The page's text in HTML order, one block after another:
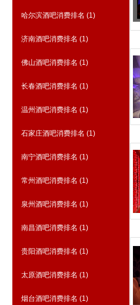
哈尔滨酒吧消费排名 (1)
济南酒吧消费排名 (1)
佛山酒吧消费排名 (1)
长春酒吧消费排名 (1)
温州酒吧消费排名 (1)
石家庄酒吧消费排名 (1)
南宁酒吧消费排名 (1)
常州酒吧消费排名 (1)
泉州酒吧消费排名 (1)
南昌酒吧消费排名 (1)
贵阳酒吧消费排名 (1)
太原酒吧消费排名 (1)
烟台酒吧消费排名 (1)